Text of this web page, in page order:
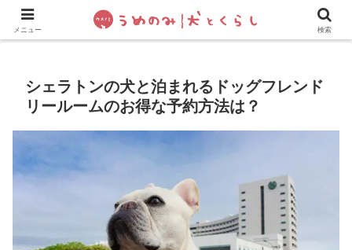
犬の手作りご飯 フレブル飼い方・しつけ ペットグッズ&
シェラトンの犬と泊まれるドッグフレンド
リールームのお得な予約方法は？
メニュー 検索